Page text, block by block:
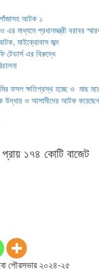
আটক ১
মাধ্যমে প্রধানমন্ত্রী বরাবর
মাইক্রোবাস জব্দ
টেডার্স এর বিরুদ্ধে
ফসল ক্ষতিগ্রস্থ হচ্ছে ও মাছ
উদ্ধার ও আসামীদের আটক
১৭৪ কোটি বাজেট
পৌরসভার ২০২৪-২৫